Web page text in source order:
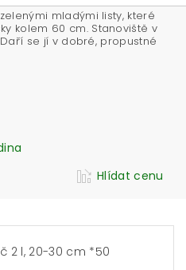
mladými listy, které
kolem 60 cm. Stanoviště v
se jí v dobré, propustné
Hlídat cenu
2 l, 20-30 cm *50